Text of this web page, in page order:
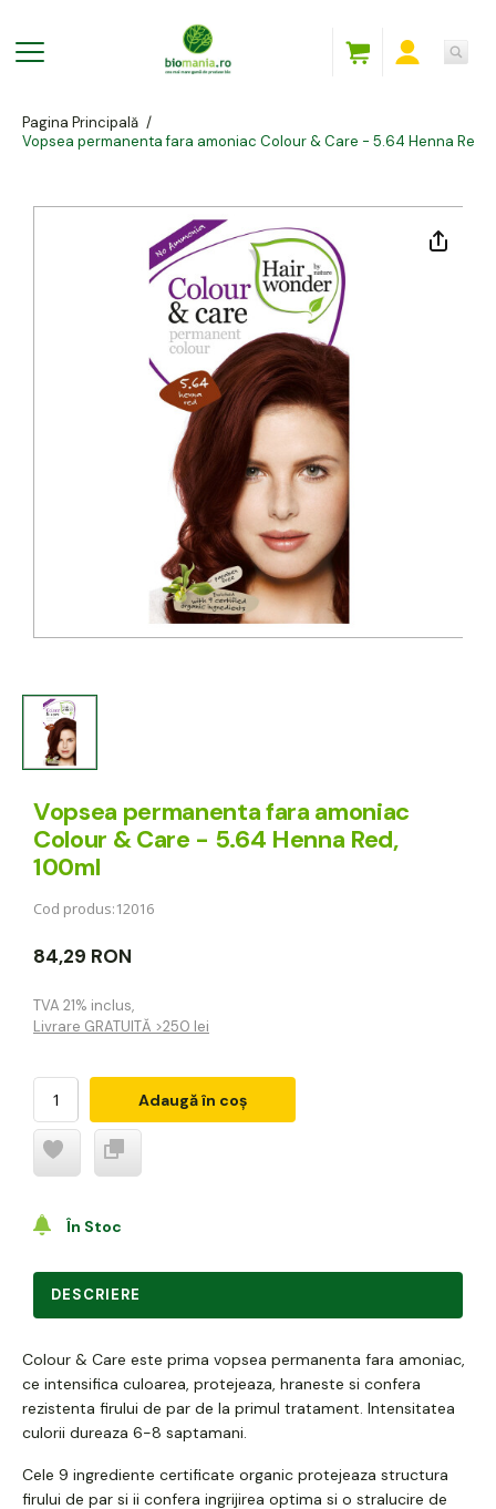
Pagina Principală /
Vopsea permanenta fara amoniac Colour & Care - 5.64 Henna Red,
Vopsea permanenta fara amoniac
Colour & Care - 5.64 Henna Red,
100ml
Cod produs:12016
84,29 RON
TVA 21% inclus,
Livrare GRATUITĂ >250 lei
Adaugă în coș
În Stoc
DESCRIERE
Colour & Care este prima vopsea permanenta fara amoniac,
ce intensifica culoarea, protejeaza, hraneste si confera
rezistenta firului de par de la primul tratament. Intensitatea
culorii dureaza 6-8 saptamani.
Cele 9 ingrediente certificate organic protejeaza structura
firului de par si ii confera ingrijirea optima si o stralucire de